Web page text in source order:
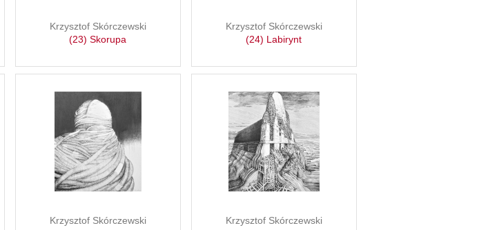
Krzysztof Skórczewski
(23) Skorupa
Krzysztof Skórczewski
(24) Labirynt
Krzysztof Skórczewski
Krzysztof Skórczewski